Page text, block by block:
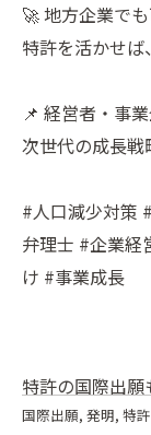
🚀 地方企業で
特許を活かせ
📌 経営者・事
次世代の成長戦
#人口減少対策
弁理士 #企業経
け #事業成長
特許の国際出願
国際出願 発明 特許